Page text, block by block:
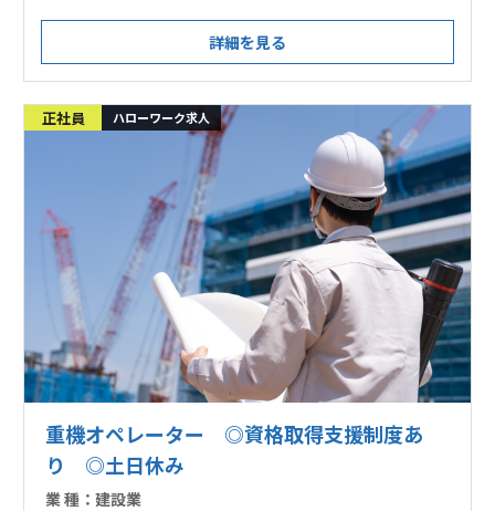
詳細を見る
正社員 ハローワーク求人
重機オペレーター ◎資格取得支援制度あ
り ◎土日休み
業 種： 建設業